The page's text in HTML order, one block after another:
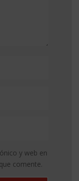
y web en
comente.